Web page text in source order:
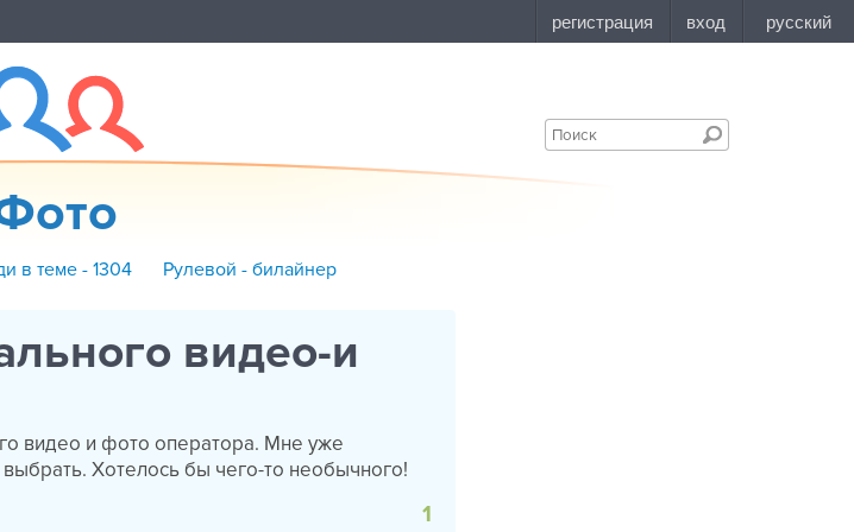
в теме - 1304 Рулевой - билайнер
видео-и
видео и фото оператора. Мне уже
Хотелось бы чего-то необычного!
1